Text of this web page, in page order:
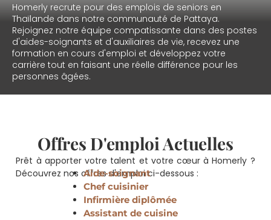
Homerly recrute pour des emplois de seniors en
Thaïlande dans notre communauté de Pattaya.
Rejoignez notre équipe compatissante dans des postes
d'aides-soignants et d'auxiliaires de vie, recevez une
formation en cours d'emploi et développez votre
carrière tout en faisant une réelle différence pour les
personnes âgées.
Offres D'emploi Actuelles
Prêt à apporter votre talent et votre cœur à Homerly ?
Découvrez nos offres d'emploi ci-dessous :
Aide-soignant
Chef cuisinier
Infirmière diplômée
Assistant de cuisine